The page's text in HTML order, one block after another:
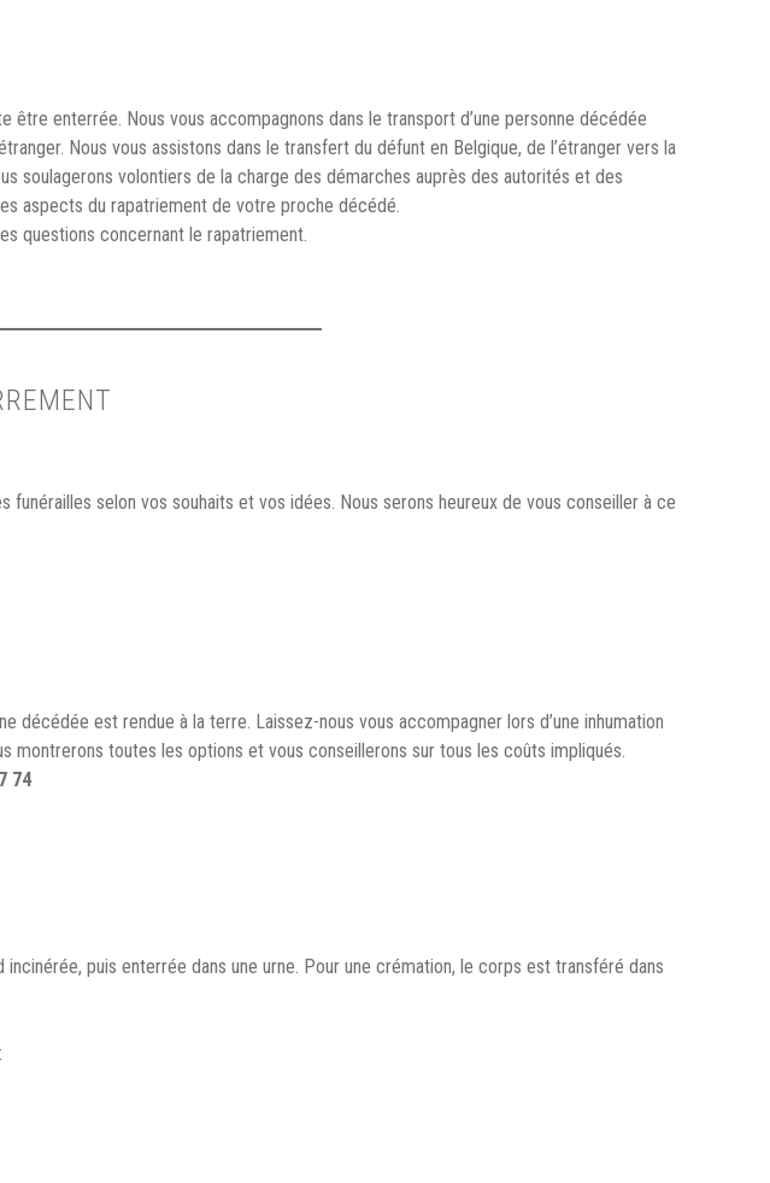
être enterrée. Nous vous accompagnons dans le transport d’une personne décédée
Nous vous assistons dans le transfert du défunt en Belgique, de l’étranger vers la
soulagerons volontiers de la charge des démarches auprès des autorités et des
aspects du rapatriement de votre proche décédé.
questions concernant le rapatriement.
selon vos souhaits et vos idées. Nous serons heureux de vous conseiller à ce
décédée est rendue à la terre. Laissez-nous vous accompagner lors d’une inhumation
montrerons toutes les options et vous conseillerons sur tous les coûts impliqués.
74
puis enterrée dans une urne. Pour une crémation, le corps est transféré dans